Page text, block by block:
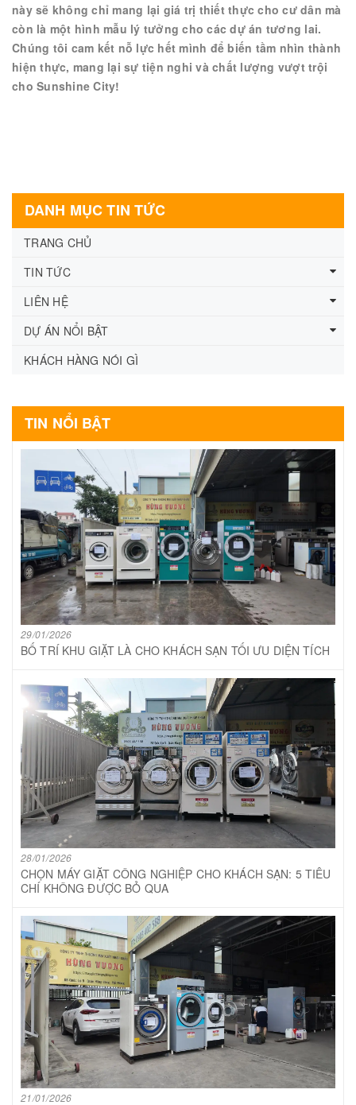
DANH MỤC TIN TỨC
TRANG CHỦ
TIN TỨC
LIÊN HỆ
DỰ ÁN NỔI BẬT
KHÁCH HÀNG NÓI GÌ
TIN NỔI BẬT
29/01/2026
BỐ TRÍ KHU GIẶT LÀ CHO KHÁCH SẠN TỐI ƯU DIỆN TÍCH
28/01/2026
CHỌN MÁY GIẶT CÔNG NGHIỆP CHO KHÁCH SẠN: 5 TIÊU
CHÍ KHÔNG ĐƯỢC BỎ QUA
21/01/2026
này sẽ không chỉ mang lại giá trị thiết thực cho cư dân mà
còn là một hình mẫu lý tưởng cho các dự án tương lai.
Chúng tôi cam kết nỗ lực hết mình để biến tầm nhìn thành
hiện thực, mang lại sự tiện nghi và chất lượng vượt trội
cho Sunshine City!